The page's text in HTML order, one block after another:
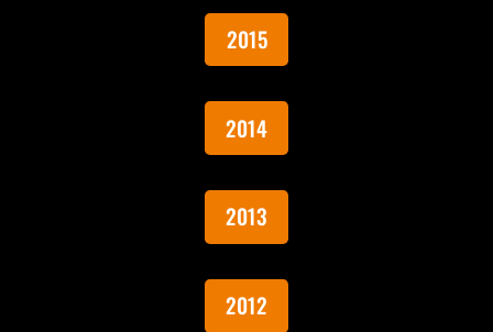
2015
2014
2013
2012